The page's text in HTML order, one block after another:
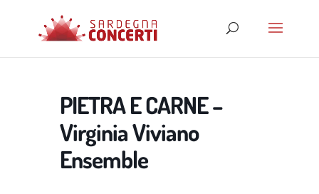
PIETRA E CARNE –
Virginia Viviano
Ensemble